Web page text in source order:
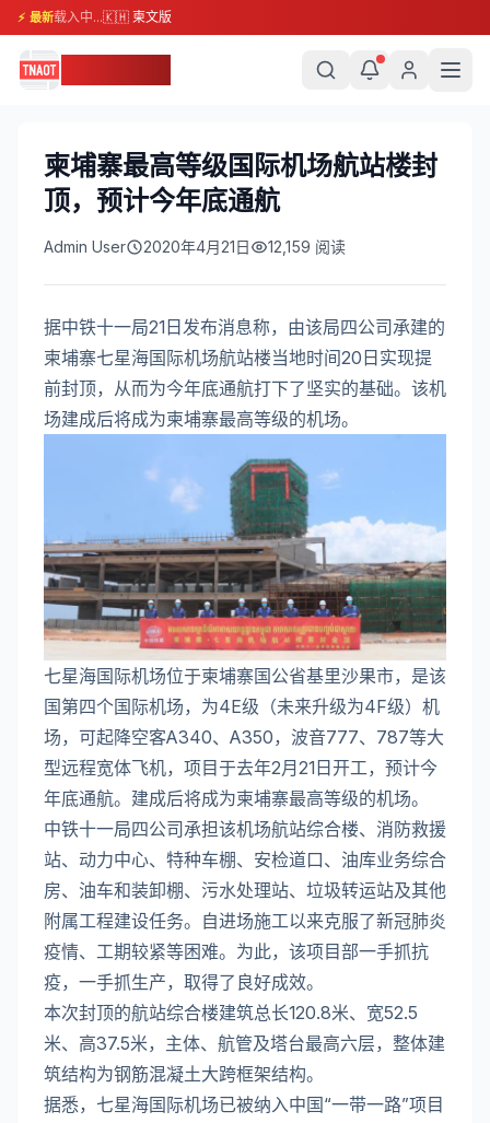
⚡ 最新载入中...🇰🇭 柬文版
柬埔寨最高等级国际机场航站楼封
顶，预计今年底通航
Admin User 2020年4月21日 12,159 阅读
据中铁十一局21日发布消息称，由该局四公司承建的
柬埔寨七星海国际机场航站楼当地时间20日实现提
前封顶，从而为今年底通航打下了坚实的基础。该机
场建成后将成为柬埔寨最高等级的机场。
七星海国际机场位于柬埔寨国公省基里沙果市，是该
国第四个国际机场，为4E级（未来升级为4F级）机
场，可起降空客A340、A350，波音777、787等大
型远程宽体飞机，项目于去年2月21日开工，预计今
年底通航。建成后将成为柬埔寨最高等级的机场。
中铁十一局四公司承担该机场航站综合楼、消防救援
站、动力中心、特种车棚、安检道口、油库业务综合
房、油车和装卸棚、污水处理站、垃圾转运站及其他
附属工程建设任务。自进场施工以来克服了新冠肺炎
疫情、工期较紧等困难。为此，该项目部一手抓抗
疫，一手抓生产，取得了良好成效。
本次封顶的航站综合楼建筑总长120.8米、宽52.5
米、高37.5米，主体、航管及塔台最高六层，整体建
筑结构为钢筋混凝土大跨框架结构。
据悉，七星海国际机场已被纳入中国“一带一路”项目